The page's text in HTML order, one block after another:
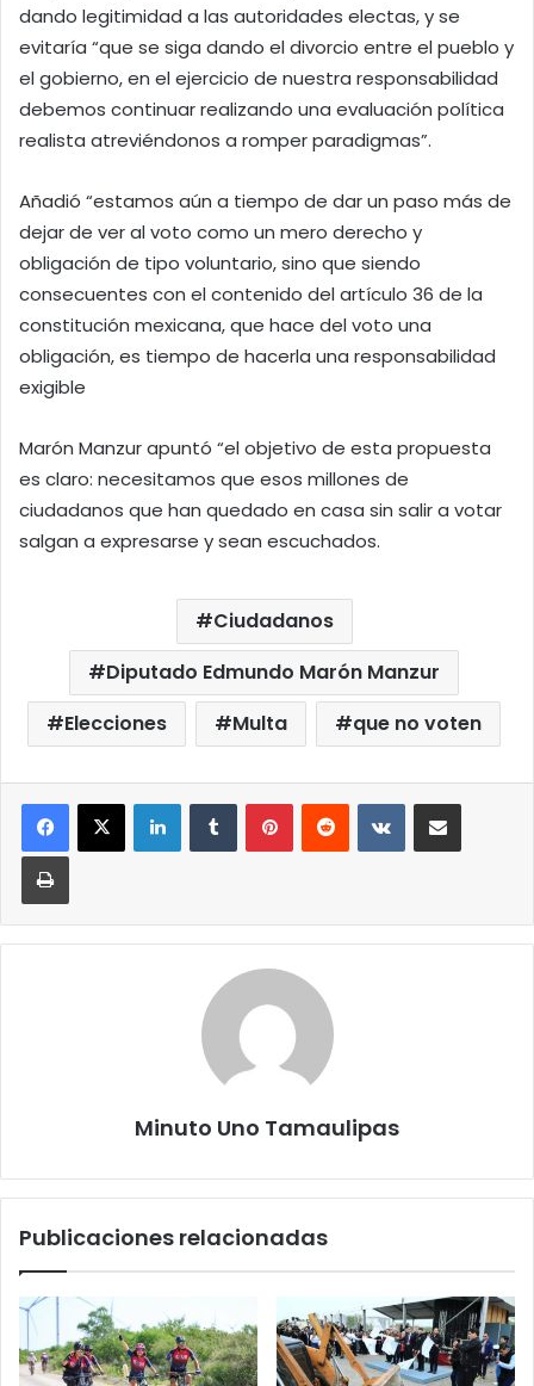
dando legitimidad a las autoridades electas, y se
evitaría “que se siga dando el divorcio entre el pueblo y
el gobierno, en el ejercicio de nuestra responsabilidad
debemos continuar realizando una evaluación política
realista atreviéndonos a romper paradigmas”.
Añadió “estamos aún a tiempo de dar un paso más de
dejar de ver al voto como un mero derecho y
obligación de tipo voluntario, sino que siendo
consecuentes con el contenido del artículo 36 de la
constitución mexicana, que hace del voto una
obligación, es tiempo de hacerla una responsabilidad
exigible
Marón Manzur apuntó “el objetivo de esta propuesta
es claro: necesitamos que esos millones de
ciudadanos que han quedado en casa sin salir a votar
salgan a expresarse y sean escuchados.
Ciudadanos
Diputado Edmundo Marón Manzur
Elecciones
Multa que no voten
LinkedInTumblrPinterestReddit VKontakteCompartir por correo
Imprimir
Minuto Uno Tamaulipas
Publicaciones relacionadas